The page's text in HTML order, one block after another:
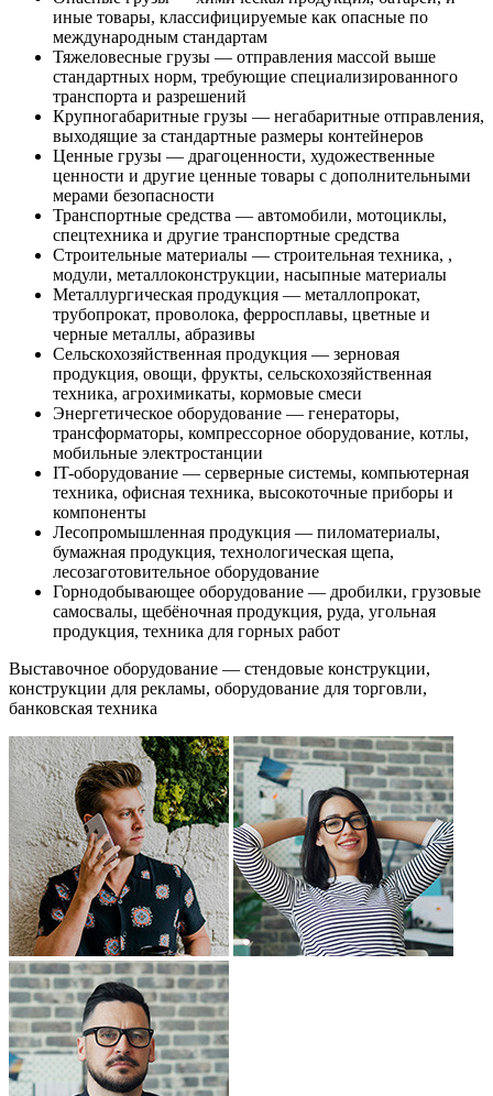
иные товары, классифицируемые как опасные по
международным стандартам
Тяжеловесные грузы — отправления массой выше
стандартных норм, требующие специализированного
транспорта и разрешений
Крупногабаритные грузы — негабаритные отправления,
выходящие за стандартные размеры контейнеров
Ценные грузы — драгоценности, художественные
ценности и другие ценные товары с дополнительными
мерами безопасности
Транспортные средства — автомобили, мотоциклы,
спецтехника и другие транспортные средства
Строительные материалы — строительная техника, ,
модули, металлоконструкции, насыпные материалы
Металлургическая продукция — металлопрокат,
трубопрокат, проволока, ферросплавы, цветные и
черные металлы, абразивы
Сельскохозяйственная продукция — зерновая
продукция, овощи, фрукты, сельскохозяйственная
техника, агрохимикаты, кормовые смеси
Энергетическое оборудование — генераторы,
трансформаторы, компрессорное оборудование, котлы,
мобильные электростанции
IT-оборудование — серверные системы, компьютерная
техника, офисная техника, высокоточные приборы и
компоненты
Лесопромышленная продукция — пиломатериалы,
бумажная продукция, технологическая щепа,
лесозаготовительное оборудование
Горнодобывающее оборудование — дробилки, грузовые
самосвалы, щебёночная продукция, руда, угольная
продукция, техника для горных работ
Выставочное оборудование — стендовые конструкции,
конструкции для рекламы, оборудование для торговли,
банковская техника